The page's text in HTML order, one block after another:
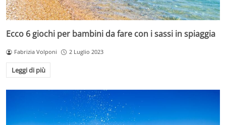
Ecco 6 giochi per bambini da fare con i sassi in spiaggia
Fabrizia Volponi 2 Luglio 2023
Leggi di più